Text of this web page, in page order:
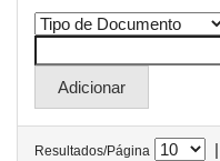
Resultados/Página |